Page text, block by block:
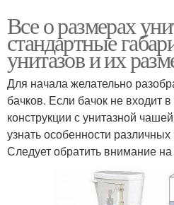
Все о размерах
стандартные
унитазов и их
Для начала желательно
бачков. Если бачок не входит
конструкции с унитазной
узнать особенности
Следует обратить внимание